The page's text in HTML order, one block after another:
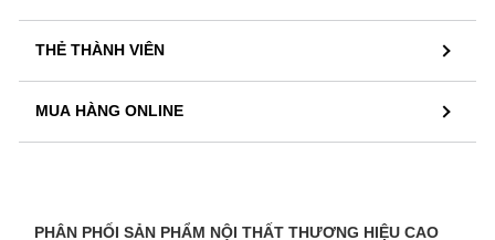
THẺ THÀNH VIÊN
MUA HÀNG ONLINE
PHÂN PHỐI SẢN PHẨM NỘI THẤT THƯƠNG HIỆU CAO